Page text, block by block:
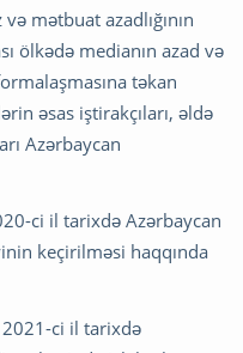
mətbuat azadlığının
ölkədə medianın azad və
təkan
əsas iştirakçıları, əldə
Azərbaycan
ci il tarixdə Azərbaycan
keçirilməsi haqqında
ci il tarixdə